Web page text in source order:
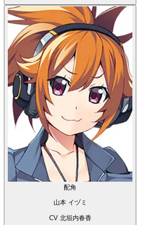
配角
山本 イヅミ
CV 北垣内春香